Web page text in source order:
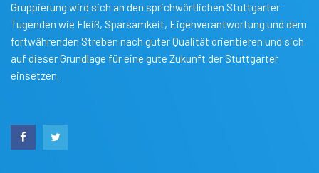
Gruppierung wird sich an den sprichwörtlichen Stuttgarter
Tugenden wie Fleiß, Sparsamkeit, Eigenverantwortung und dem
fortwährenden Streben nach guter Qualität orientieren und sich
auf dieser Grundlage für eine gute Zukunft der Stuttgarter
einsetzen.